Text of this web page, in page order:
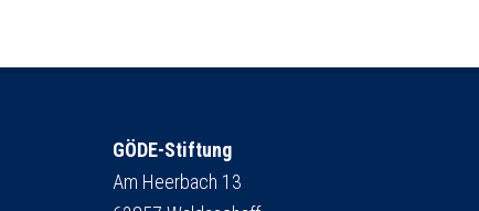
GÖDE-Stiftung
Am Heerbach 13